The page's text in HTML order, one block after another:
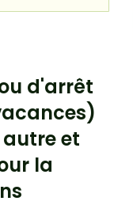
d'arrêt
et
la